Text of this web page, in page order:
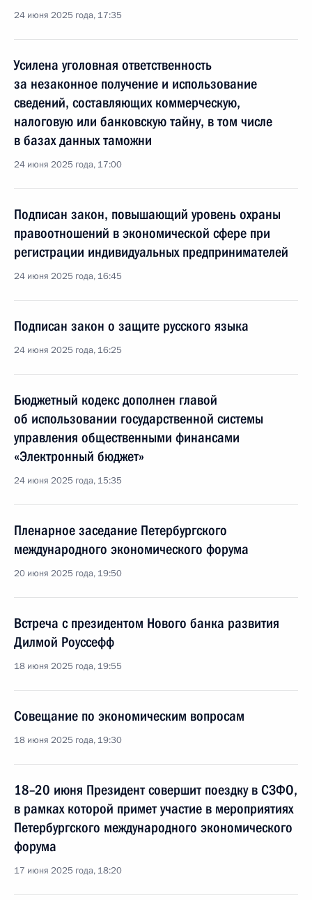
24 июня 2025 года, 17:35
Усилена уголовная ответственность
за незаконное получение и использование
сведений, составляющих коммерческую,
налоговую или банковскую тайну, в том числе
в базах данных таможни
24 июня 2025 года, 17:00
Подписан закон, повышающий уровень охраны
правоотношений в экономической сфере при
регистрации индивидуальных предпринимателей
24 июня 2025 года, 16:45
Подписан закон о защите русского языка
24 июня 2025 года, 16:25
Бюджетный кодекс дополнен главой
об использовании государственной системы
управления общественными финансами
«Электронный бюджет»
24 июня 2025 года, 15:35
Пленарное заседание Петербургского
международного экономического форума
20 июня 2025 года, 19:50
Встреча с президентом Нового банка развития
Дилмой Роуссефф
18 июня 2025 года, 19:55
Совещание по экономическим вопросам
18 июня 2025 года, 19:30
18–20 июня Президент совершит поездку в СЗФО,
в рамках которой примет участие в мероприятиях
Петербургского международного экономического
форума
17 июня 2025 года, 18:20